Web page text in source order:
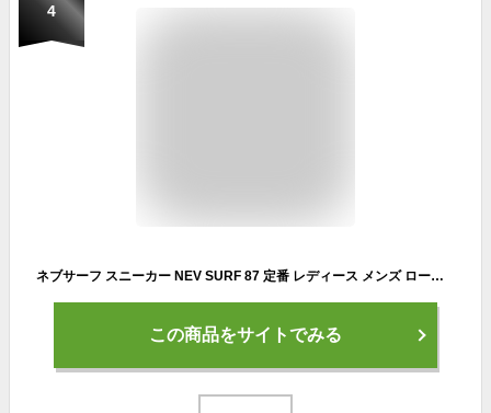
4
ネブサーフ スニーカー NEV SURF 87 定番 レディース メンズ ローカットスニーカー 通学 通勤 滑りにくい おしゃれ シンプル カジュアル 高校生 中学生 大学生 大人 社会人 男子 女子 履きやすい 歩きやすい サーフブランド 靴 シューズ
この商品をサイトでみる